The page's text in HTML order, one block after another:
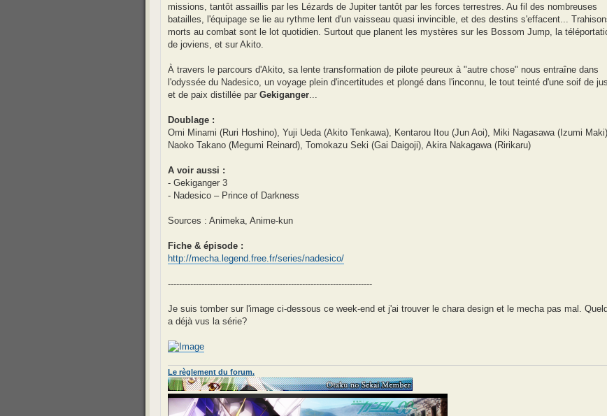
missions, tantôt assaillis par les Lézards de Jupiter tantôt par les forces terrestres. Au fil des nombreuses
batailles, l'équipage se lie au rythme lent d'un vaisseau quasi invincible, et des destins s'effacent...
morts au combat sont le lot quotidien. Surtout que planent les mystères sur les Bossom Jump, la
de joviens, et sur Akito.
À travers le parcours d'Akito, sa lente transformation de pilote peureux à "autre chose" nous entraîne dans
l'odyssée du Nadesico, un voyage plein d'incertitudes et plongé dans l'inconnu, le tout teinté d'une soif de
et de paix distillée par Gekiganger
Doublage :
Omi Minami (Ruri Hoshino), Yuji Ueda (Akito Tenkawa), Kentarou Itou (Jun Aoi), Miki Nagasawa (Izumi Maki),
Naoko Takano (Megumi Reinard), Tomokazu Seki (Gai Daigoji), Akira Nakagawa (Ririkaru)
A voir aussi :
- Gekiganger 3
- Nadesico – Prince of Darkness
Sources : Animeka, Anime-kun
Fiche & épisode :
http://mecha.legend.free.fr/series/nadesico/
-------------------------------------------------------------------------
Je suis tomber sur l'image ci-dessous ce week-end et j'ai trouver le chara design et le mecha pas mal.
a déjà vus la série?
Le règlement du forum.